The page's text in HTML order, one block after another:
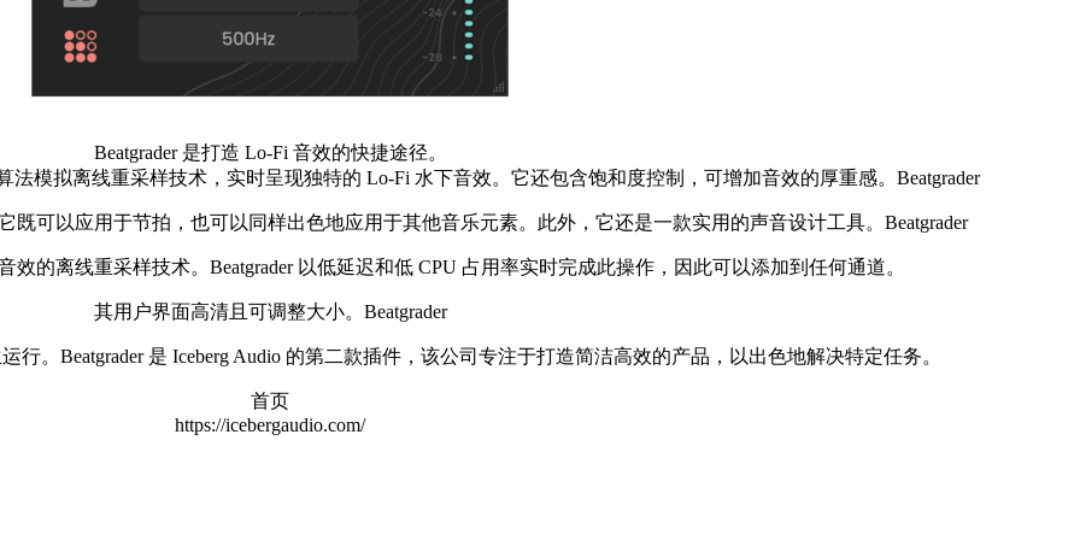
Beatgrader 是打造 Lo-Fi 音效的快捷途径。
法模拟离线重采样技术，实时呈现独特的 Lo-Fi 水下音效。它还包含饱和度控制，可增加音效的厚重感。Beatgrader
可以应用于节拍，也可以同样出色地应用于其他音乐元素。此外，它还是一款实用的声音设计工具。Beatgrader
的离线重采样技术。Beatgrader 以低延迟和低 CPU 占用率实时完成此操作，因此可以添加到任何通道。
其用户界面高清且可调整大小。Beatgrader
行。Beatgrader 是 Iceberg Audio 的第二款插件，该公司专注于打造简洁高效的产品，以出色地解决特定任务。
首页
https://icebergaudio.com/